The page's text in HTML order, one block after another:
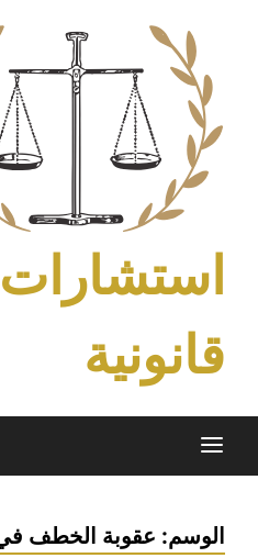
content
قانونية
الوسم: عقوبة الخطف